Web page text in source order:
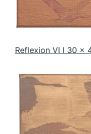
Reflexion VI I 30 x